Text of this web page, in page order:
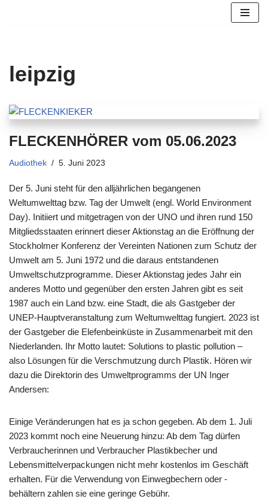
leipzig
FLECKENHÖRER vom 05.06.2023
Audiothek 5. Juni 2023
Der 5. Juni steht für den alljährlichen begangenen
Weltumwelttag bzw. Tag der Umwelt (engl. World Environment
Day). Initiiert und mitgetragen von der UNO und ihren rund 150
Mitgliedsstaaten erinnert dieser Aktionstag an die Eröffnung der
Stockholmer Konferenz der Vereinten Nationen zum Schutz der
Umwelt am 5. Juni 1972 und die daraus entstandenen
Umweltschutzprogramme. Dieser Aktionstag jedes Jahr ein
anderes Motto und gegenüber den ersten Jahren gibt es seit
1987 auch ein Land bzw. eine Stadt, die als Gastgeber der
UNEP-Hauptveranstaltung zum Weltumwelttag fungiert. 2023 ist
der Gastgeber die Elefenbeinküste in Zusammenarbeit mit den
Niederlanden. Ihr Motto lautet: Solutions to plastic pollution –
also Lösungen für die Verschmutzung durch Plastik. Hören wir
dazu die Direktorin des Umweltprogramms der UN Inger
Andersen:
Einige Veränderungen hat es ja schon gegeben. Ab dem 1. Juli
2023 kommt noch eine Neuerung hinzu: Ab dem Tag dürfen
Verbraucherinnen und Verbraucher Plastikbecher und
Lebensmittelverpackungen nicht mehr kostenlos im Geschäft
erhalten. Für die Verwendung von Einwegbechern oder -
behältern zahlen sie eine geringe Gebühr.